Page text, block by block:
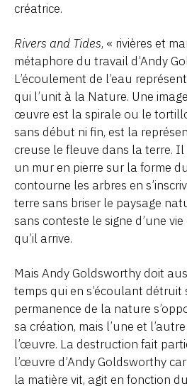
créatrice.
Rivers and Tides, « rivières et
métaphore du travail d’Andy
L’écoulement de l’eau
qui l’unit à la Nature. Une
œuvre est la spirale ou le
sans début ni fin, est la
creuse le fleuve dans la terre.
un mur en pierre sur la forme
contourne les arbres en
terre sans briser le paysage
sans conteste le signe d’une
qu’il arrive.
Mais Andy Goldsworthy doit
temps qui en s’écoulant
permanence de la nature
sa création, mais l’une et
l’œuvre. La destruction fait
l’œuvre d’Andy Goldsworthy
la matière vit, agit en fonction